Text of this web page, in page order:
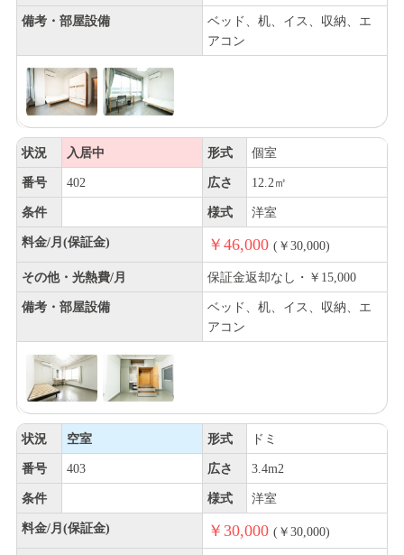
備考・部屋設備
ベッド、机、イス、収納、エ
アコン
状況 入居中 形式 個室
番号 402 広さ 12.2㎡
条件 様式 洋室
料金/月(保証金) ￥46,000 (￥30,000)
その他・光熱費/月 保証金返却なし・￥15,000
備考・部屋設備
ベッド、机、イス、収納、エ
アコン
状況 空室 形式 ドミ
番号 403 広さ 3.4m2
条件 様式 洋室
料金/月(保証金) ￥30,000 (￥30,000)